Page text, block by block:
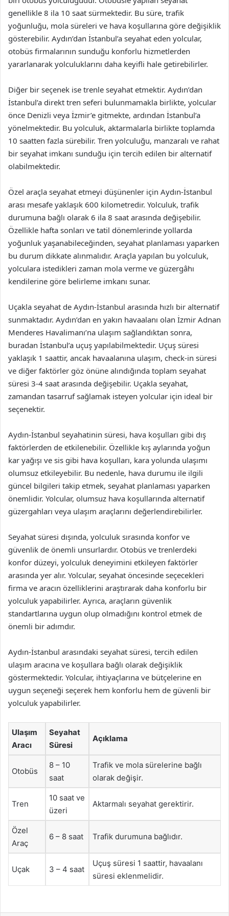
genellikle 8 ila 10 saat sürmektedir. Bu süre, trafik
yoğunluğu, mola süreleri ve hava koşullarına göre değişiklik
gösterebilir. Aydın’dan İstanbul’a seyahat eden yolcular,
otobüs firmalarının sunduğu konforlu hizmetlerden
yararlanarak yolculuklarını daha keyifli hale getirebilirler.
Diğer bir seçenek ise trenle seyahat etmektir. Aydın’dan
İstanbul’a direkt tren seferi bulunmamakla birlikte, yolcular
önce Denizli veya İzmir’e gitmekte, ardından İstanbul’a
yönelmektedir. Bu yolculuk, aktarmalarla birlikte toplamda
10 saatten fazla sürebilir. Tren yolculuğu, manzaralı ve rahat
bir seyahat imkanı sunduğu için tercih edilen bir alternatif
olabilmektedir.
Özel araçla seyahat etmeyi düşünenler için Aydın-İstanbul
arası mesafe yaklaşık 600 kilometredir. Yolculuk, trafik
durumuna bağlı olarak 6 ila 8 saat arasında değişebilir.
Özellikle hafta sonları ve tatil dönemlerinde yollarda
yoğunluk yaşanabileceğinden, seyahat planlaması yaparken
bu durum dikkate alınmalıdır. Araçla yapılan bu yolculuk,
yolculara istedikleri zaman mola verme ve güzergâhı
kendilerine göre belirleme imkanı sunar.
Uçakla seyahat de Aydın-İstanbul arasında hızlı bir alternatif
sunmaktadır. Aydın’dan en yakın havaalanı olan İzmir Adnan
Menderes Havalimanı’na ulaşım sağlandıktan sonra,
buradan İstanbul’a uçuş yapılabilmektedir. Uçuş süresi
yaklaşık 1 saattir, ancak havaalanına ulaşım, check-in süresi
ve diğer faktörler göz önüne alındığında toplam seyahat
süresi 3-4 saat arasında değişebilir. Uçakla seyahat,
zamandan tasarruf sağlamak isteyen yolcular için ideal bir
seçenektir.
Aydın-İstanbul seyahatinin süresi, hava koşulları gibi dış
faktörlerden de etkilenebilir. Özellikle kış aylarında yoğun
kar yağışı ve sis gibi hava koşulları, kara yolunda ulaşımı
olumsuz etkileyebilir. Bu nedenle, hava durumu ile ilgili
güncel bilgileri takip etmek, seyahat planlaması yaparken
önemlidir. Yolcular, olumsuz hava koşullarında alternatif
güzergahları veya ulaşım araçlarını değerlendirebilirler.
Seyahat süresi dışında, yolculuk sırasında konfor ve
güvenlik de önemli unsurlardır. Otobüs ve trenlerdeki
konfor düzeyi, yolculuk deneyimini etkileyen faktörler
arasında yer alır. Yolcular, seyahat öncesinde seçecekleri
firma ve aracın özelliklerini araştırarak daha konforlu bir
yolculuk yapabilirler. Ayrıca, araçların güvenlik
standartlarına uygun olup olmadığını kontrol etmek de
önemli bir adımdır.
Aydın-İstanbul arasındaki seyahat süresi, tercih edilen
ulaşım aracına ve koşullara bağlı olarak değişiklik
göstermektedir. Yolcular, ihtiyaçlarına ve bütçelerine en
uygun seçeneği seçerek hem konforlu hem de güvenli bir
yolculuk yapabilirler.
Ulaşım
Aracı
Seyahat
Süresi
Açıklama
Otobüs
8 – 10
saat
Trafik ve mola sürelerine bağlı
olarak değişir.
Tren
10 saat ve
üzeri
Aktarmalı seyahat gerektirir.
Özel
Araç
6 – 8 saat Trafik durumuna bağlıdır.
Uçak 3 – 4 saat
Uçuş süresi 1 saattir, havaalanı
süresi eklenmelidir.